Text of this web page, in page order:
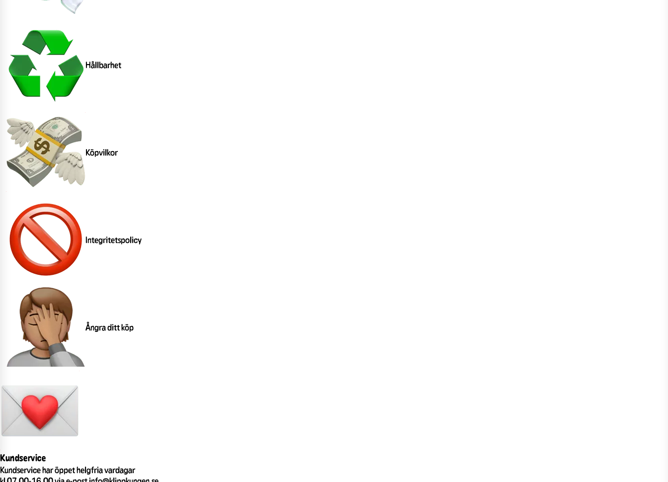
Hållbarhet
Köpvilkor
Integritetspolicy
Ångra ditt köp
Kundservice
Kundservice har öppet helgfria vardagar